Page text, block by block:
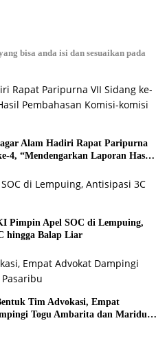
bisa anda isi dan sesuaikan pada
Alam Hadiri Rapat Paripurna
4, “Mendengarkan Laporan Hasil
Pimpin Apel SOC di Lempuing,
hingga Balap Liar
Tim Advokasi, Empat
Togu Ambarita dan Mariduk